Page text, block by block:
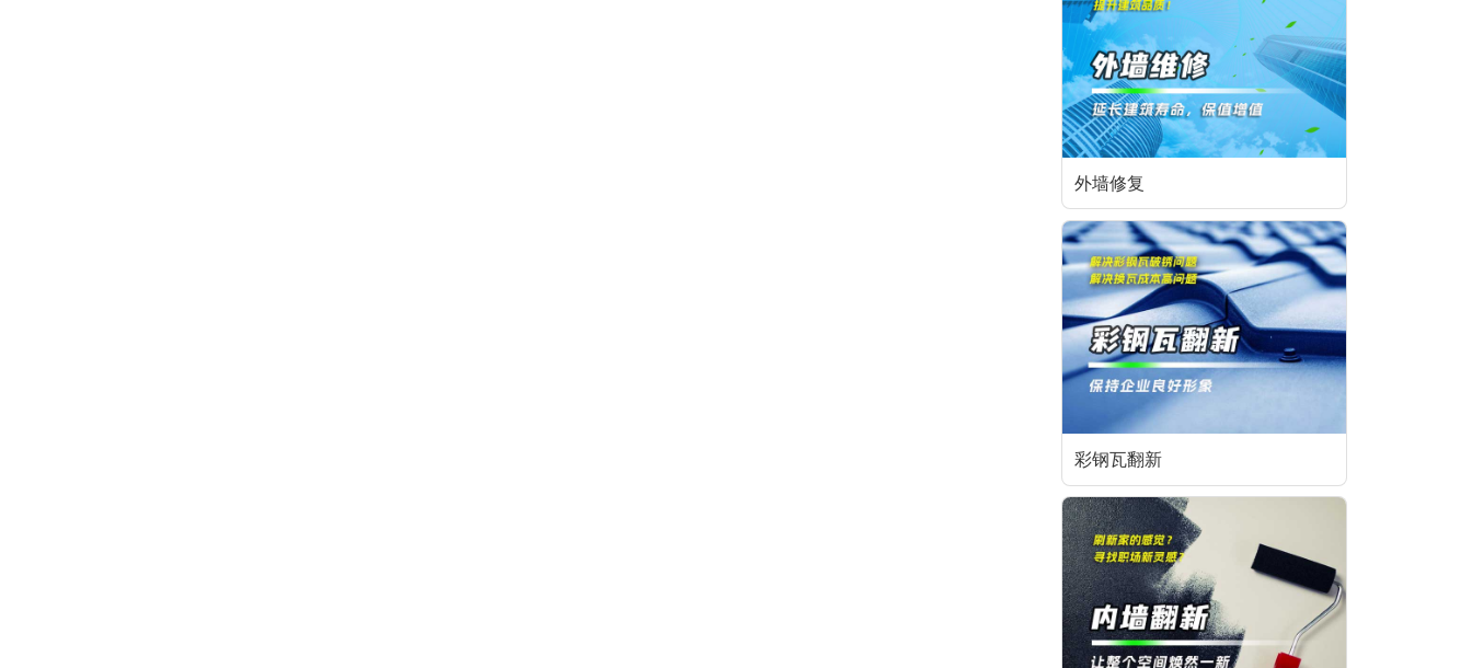
外墙修复
彩钢瓦翻新